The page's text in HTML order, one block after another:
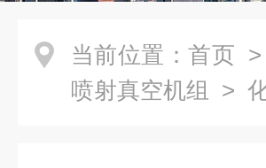
当前位置： 首页 >
喷射真空机组
>